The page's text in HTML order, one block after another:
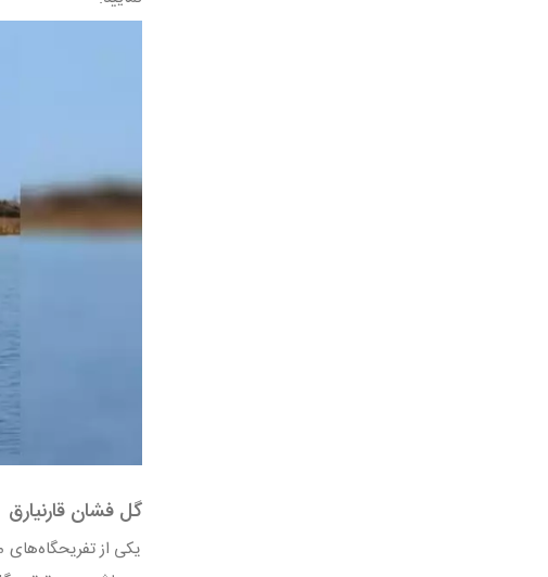
گل فشان قارنیارق
یکی از